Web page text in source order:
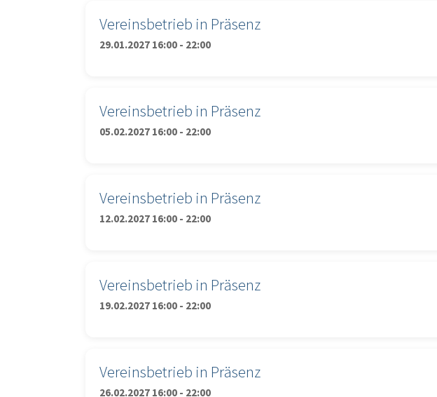
Vereinsbetrieb in Präsenz
29.01.2027 16:00 - 22:00
Vereinsbetrieb in Präsenz
05.02.2027 16:00 - 22:00
Vereinsbetrieb in Präsenz
12.02.2027 16:00 - 22:00
Vereinsbetrieb in Präsenz
19.02.2027 16:00 - 22:00
Vereinsbetrieb in Präsenz
26.02.2027 16:00 - 22:00